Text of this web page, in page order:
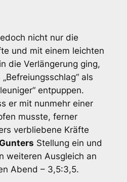
nicht nur die
und mit einem leichten
die Verlängerung ging,
„Befreiungsschlag“ als
entpuppen.
er mit nunmehr einer
musste, ferner
verbliebene Kräfte
Stellung ein und
weiteren Ausgleich an
Abend – 3,5:3,5.